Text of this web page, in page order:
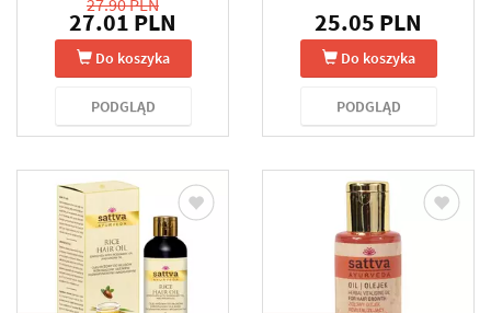
27.90 PLN
27.01 PLN
Do koszyka
PODGLĄD
25.05 PLN
Do koszyka
PODGLĄD